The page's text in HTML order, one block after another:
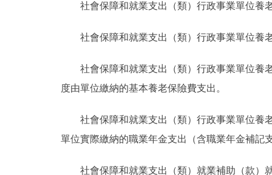
社會保障和就業支出（類）行政事業單位養
社會保障和就業支出（類）行政事業單位養
社會保障和就業支出（類）行政事業單位養
度由單位繳納的基本養老保險費支出。
社會保障和就業支出（類）行政事業單位養
單位實際繳納的職業年金支出（含職業年金補記
社會保障和就業支出（類）就業補助（款）